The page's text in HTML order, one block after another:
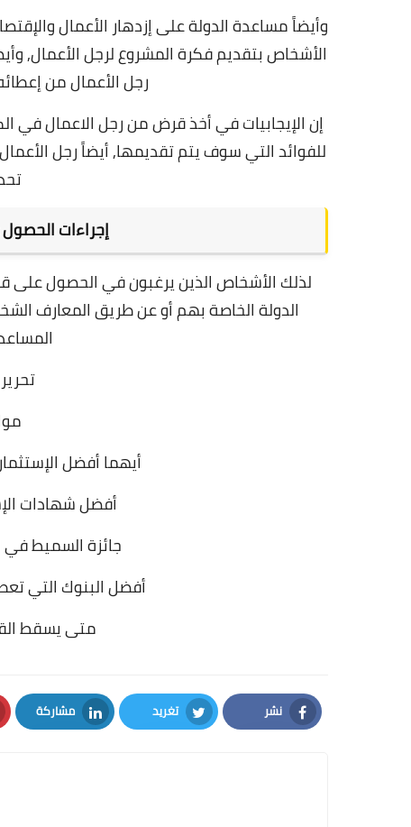
وأيضاً مساعدة الدولة على إزدهار الأعمال
الأشخاص بتقديم فكرة المشروع لرجل الأعمال,
رجل الأعمال من
إن الإيجابيات في أخذ قرض من رجل الاعمال في
للفوائد التي سوف يتم تقديمها,أيضاً رجل
إجراءات
لذلك الأشخاص الذين يرغبون في الحصول
الدولة الخاصة بهم أو عن طريق المعارف
أيهما أفضل
أفضل شهادات
جائزة السميط في
أفضل البنوك التي
متى يسقط
نشر
Facebook
تغريد
Twitter
مشاركة
LinkedIn